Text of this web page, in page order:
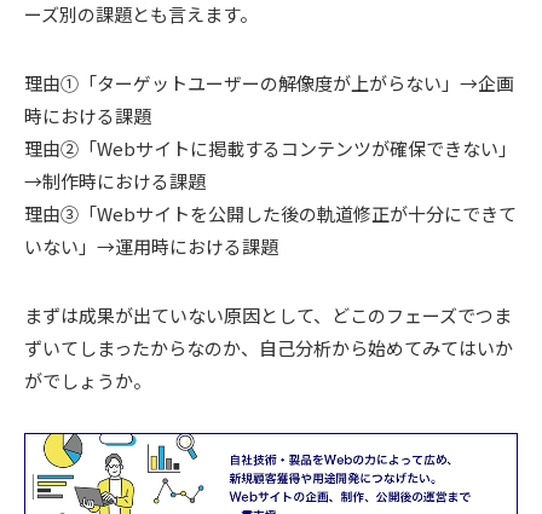
ーズ別の課題とも言えます。
理由①「ターゲットユーザーの解像度が上がらない」→企画
時における課題
理由②「Webサイトに掲載するコンテンツが確保できない」
→制作時における課題
理由③「Webサイトを公開した後の軌道修正が十分にできて
いない」→運用時における課題
まずは成果が出ていない原因として、どこのフェーズでつま
ずいてしまったからなのか、自己分析から始めてみてはいか
がでしょうか。